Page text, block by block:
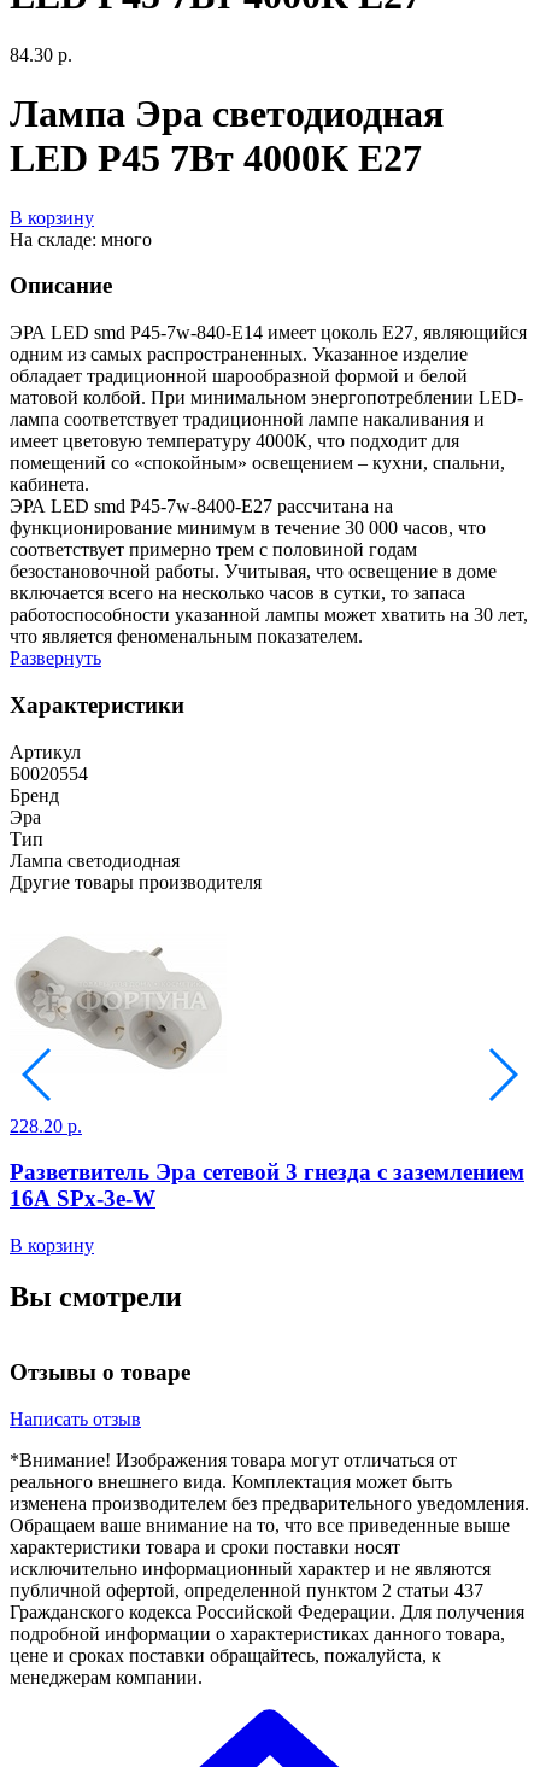
84.30 р.
Лампа Эра светодиодная
LED P45 7Вт 4000К Е27
В корзину
На складе: много
Описание
ЭРА LED smd P45-7w-840-E14 имеет цоколь E27, являющийся
одним из самых распространенных. Указанное изделие
обладает традиционной шарообразной формой и белой
матовой колбой. При минимальном энергопотреблении LED-
лампа соответствует традиционной лампе накаливания и
имеет цветовую температуру 4000К, что подходит для
помещений со «спокойным» освещением – кухни, спальни,
кабинета.
ЭРА LED smd P45-7w-8400-E27 рассчитана на
функционирование минимум в течение 30 000 часов, что
соответствует примерно трем с половиной годам
безостановочной работы. Учитывая, что освещение в доме
включается всего на несколько часов в сутки, то запаса
работоспособности указанной лампы может хватить на 30 лет,
что является феноменальным показателем.
Развернуть
Характеристики
Артикул
Б0020554
Бренд
Эра
Тип
Лампа светодиодная
Другие товары производителя
228.20 р.
Разветвитель Эра сетевой 3 гнезда с заземлением
16А SPx-3e-W
В корзину
Вы смотрели
Отзывы о товаре
Написать отзыв
*Внимание! Изображения товара могут отличаться от
реального внешнего вида. Комплектация может быть
изменена производителем без предварительного уведомления.
Обращаем ваше внимание на то, что все приведенные выше
характеристики товара и сроки поставки носят
исключительно информационный характер и не являются
публичной офертой, определенной пунктом 2 статьи 437
Гражданского кодекса Российской Федерации. Для получения
подробной информации о характеристиках данного товара,
цене и сроках поставки обращайтесь, пожалуйста, к
менеджерам компании.